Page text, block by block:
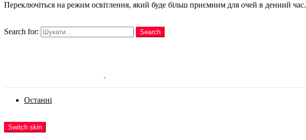
Переключіться на режим освітлення, який буде більш приємним для очей в денний час.
Search for:
Search
Останні
Switch skin